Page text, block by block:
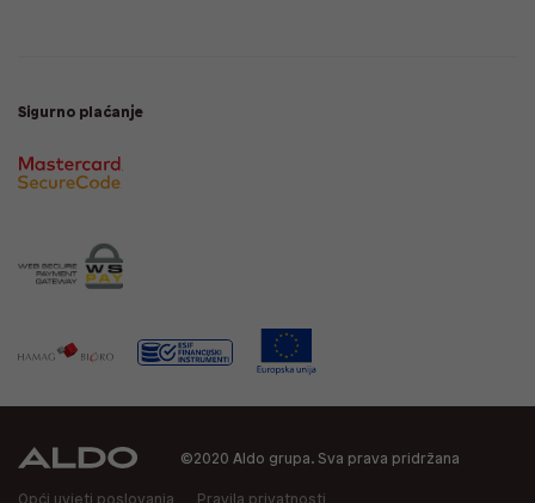
Sigurno plaćanje
©2020 Aldo grupa. Sva prava pridržana